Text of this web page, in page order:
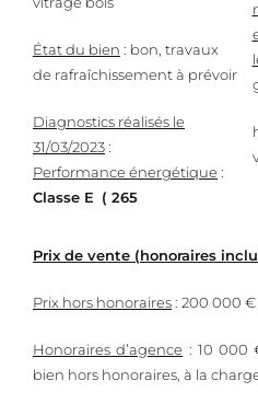
État du bien : bon, travaux
de rafraîchissement à prévoir
Diagnostics réalisés le
31/03/2023:
Performance énergétique :
Classe E ( 265
Prix de vente (honoraires
Prix hors honoraires: 200 000 €
Honoraires d’agence : 10 000
bien hors honoraires, à la